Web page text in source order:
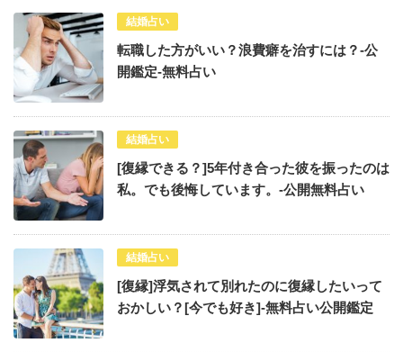
結婚占い
転職した方がいい？浪費癖を治すには？-公
開鑑定-無料占い
結婚占い
[復縁できる？]5年付き合った彼を振ったのは
私。でも後悔しています。-公開無料占い
結婚占い
[復縁]浮気されて別れたのに復縁したいって
おかしい？[今でも好き]-無料占い公開鑑定